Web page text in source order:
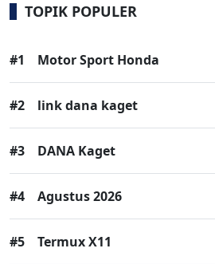
TOPIK POPULER
#1 Motor Sport Honda
#2 link dana kaget
#3 DANA Kaget
#4 Agustus 2026
#5 Termux X11